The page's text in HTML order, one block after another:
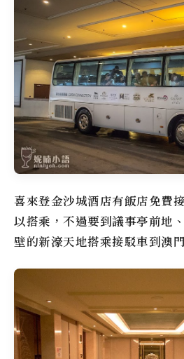
喜來登金沙城酒店有飯店免費
以搭乘，不過要到議事亭前地
壁的新濠天地搭乘接駁車到澳